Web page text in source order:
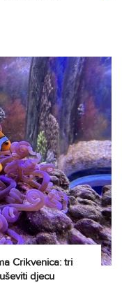
Crikvenica: tri
djecu